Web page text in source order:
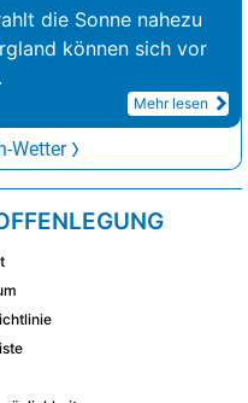
die Sonne nahezu
können sich vor
Mehr lesen
Wetter